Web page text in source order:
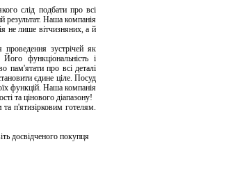
слід подбати про всі
результат. Наша компанія
не лише вітчизняних, а й
зустрічей як
функціональність і
пам'ятати про всі деталі
єдине ціле. Посуд
функцій. Наша компанія
та цінового діапазону!
п'ятизірковим готелям.
досвідченого покупця